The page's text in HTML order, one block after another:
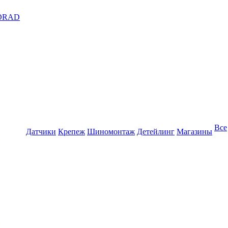
Датчики Крепеж Шиномонтаж Детейлинг Магазины Все